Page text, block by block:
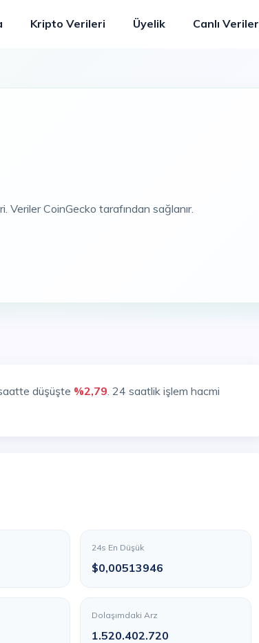
Kripto Verileri Üyelik Canlı Veriler
Veriler CoinGecko tarafından sağlanır.
düşüşte %2,79. 24 saatlik işlem hacmi
24s En Düşük
$0,00513946
Dolaşımdaki Arz
1.520.402.720